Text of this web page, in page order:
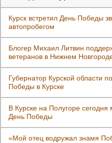
Курск встретил День Победы
автопробегом
Блогер Михаил Литвин
ветеранов в Нижнем
Губернатор Курской области
Победы в Курске
В Курске на Полугоре сегодня
День Победы
«Мой отец водружал знамя